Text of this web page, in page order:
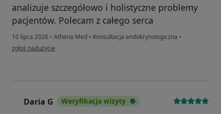
analizuje szczegółowo i holistyczne problemy
pacjentów. Polecam z całego serca
10 lipca 2026 • Athena Med • Konsultacja endokrynologiczna •
w opinii użytkownika Anna
zgłoś nadużycie
Daria G Weryfikacja wizyty